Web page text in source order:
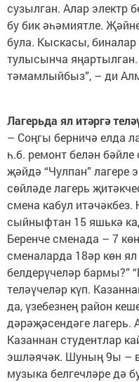
сузылган. Алар
бу бик әһәмиятле.
була. Кыскасы,
тулысынча яңартылган.
тәмамлыйбыз”, – ди
Лагерьда ял итәргә
– Соңгы берничә елда
һ.б. ремонт белән
җәйдә “Чулпан”
сөйләде лагерь
смена кабул
сыйныфтан 15 яшькә
Беренче сменада – 7
сменаларда 18әр көн ял
белдерүчеләр бармы?”
теләүчеләр күп.
да, үзебезнең район
дәрәҗәсендәге лагерь.
Казаннан студентлар
эшләячәк. Шуның 9ы –
музыка белгечләре дә